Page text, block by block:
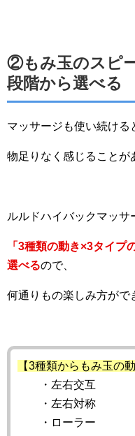
②もみ玉のスピ
段階から選べる
マッサージも使い続ける
物足りなく感じることが
ルルドハイバックマッサ
「3種類の動き×3タイプ
選べるので、
何通りもの楽しみ方がで
【3種類からもみ玉の動
・左右交互
・左右対称
・ローラー